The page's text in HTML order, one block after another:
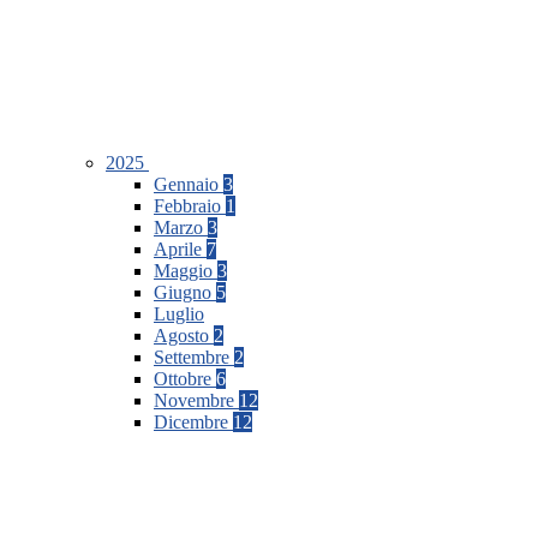
2025
Gennaio 3
Febbraio 1
Marzo 3
Aprile 7
Maggio 3
Giugno 5
Luglio
Agosto 2
Settembre 2
Ottobre 6
Novembre 12
Dicembre 12